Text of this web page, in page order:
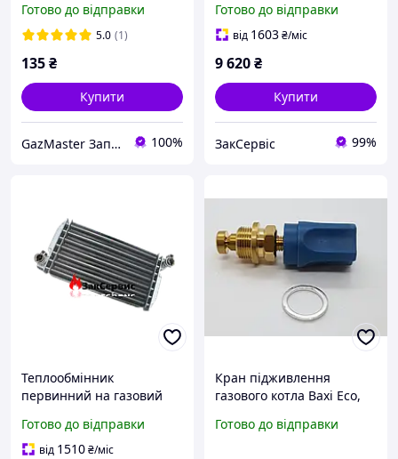
Готово до відправки
5.0 (1)
135₴
Купити
GazMaster Запчастини та комплектуючі до газового обладнання 100%
Westen Energy, Star 24 кВт
5632470
Готово до відправки
від 1603₴/міс
9 620₴
Купити
ЗакСервіс 99%
Теплообмінник
первинний на газовий
310, Westen Energy, Star
280 FI 608550
Готово до відправки
від 1510₴/міс
Кран підживлення
газового котла Baxi Eco,
Energy, Star 5630180
Готово до відправки